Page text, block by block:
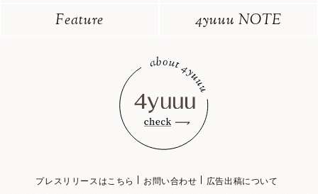
Feature
4yuuu NOTE
プレスリリースはこちら お問い合わせ
広告出稿について